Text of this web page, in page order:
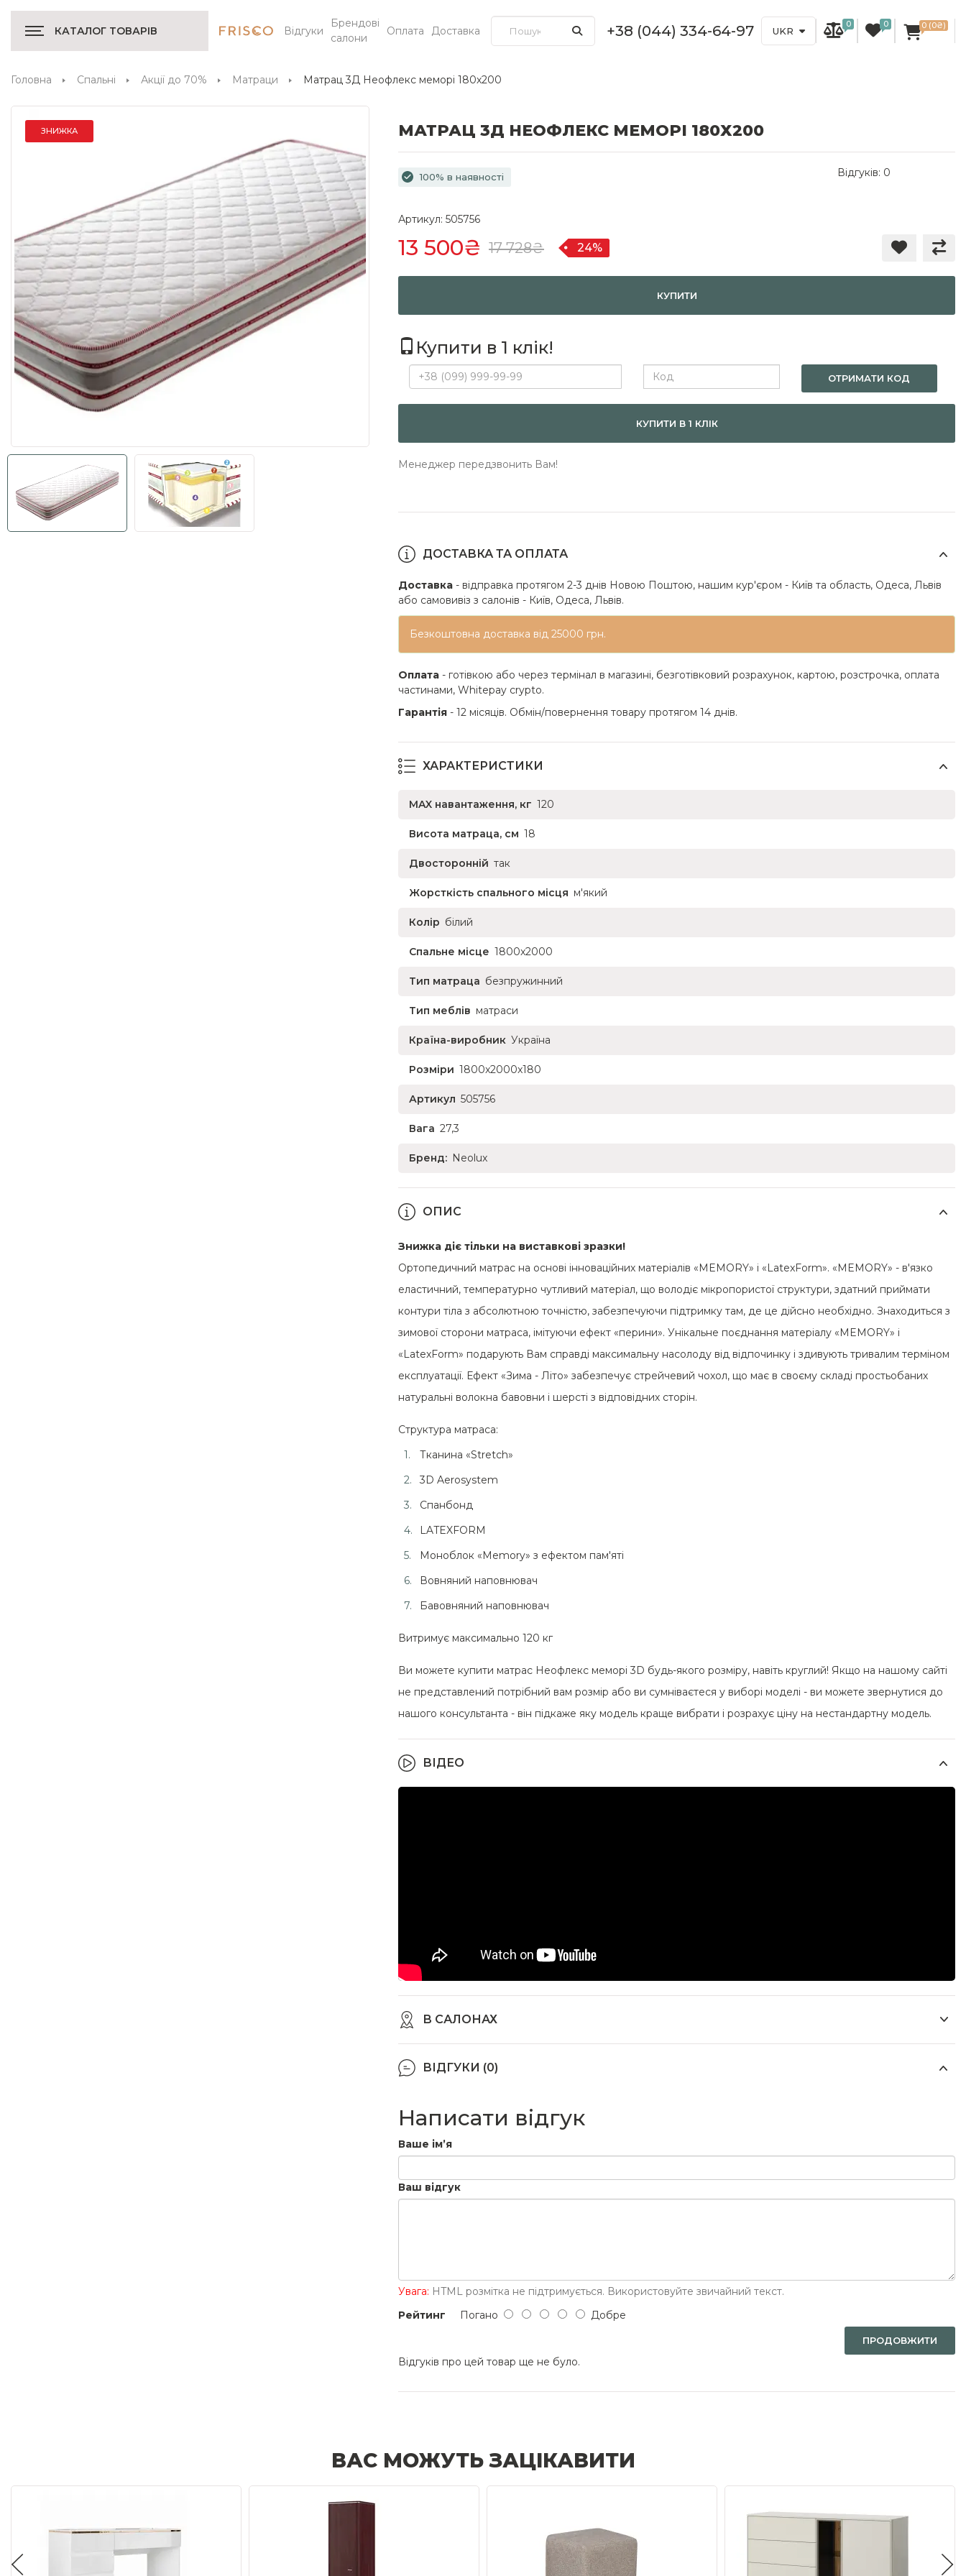
КАТАЛОГ ТОВАРІВ Відгуки
Брендові
салони
Оплата Доставка +38 (044) 334-64-97 UKR
0 0 0 (0₴)
Головна Спальні Акції до 70% Матраци Матрац 3Д Неофлекс меморі 180х200
ЗНИЖКА МАТРАЦ 3Д НЕОФЛЕКС МЕМОРІ 180Х200
100% в наявності Відгуків: 0
Артикул: 505756
13 500₴ 17 728₴ 24%
КУПИТИ
Купити в 1 клік!
ОТРИМАТИ КОД
КУПИТИ В 1 КЛІК
Менеджер передзвонить Вам!
ДОСТАВКА ТА ОПЛАТА
Доставка - відправка протягом 2-3 днів Новою Поштою, нашим кур'єром - Київ та область, Одеса, Львів
або самовивіз з салонів - Київ, Одеса, Львів.
Безкоштовна доставка від 25000 грн.
Оплата - готівкою або через термінал в магазині, безготівковий розрахунок, картою, розстрочка, оплата
частинами, Whitepay crypto.
Гарантія - 12 місяців. Обмін/повернення товару протягом 14 днів.
ХАРАКТЕРИСТИКИ
MAX навантаження, кг 120
Висота матраца, см 18
Двосторонній так
Жорсткість спального місця м'який
Колір білий
Спальне місце 1800x2000
Тип матраца безпружинний
Тип меблів матраси
Країна-виробник Україна
Розміри 1800x2000x180
Артикул 505756
Вага 27,3
Бренд: Neolux
ОПИС
Знижка діє тільки на виставкові зразки!
Ортопедичний матрас на основі інноваційних матеріалів «MEMORY» і «LatexForm». «MEMORY» - в'язко
еластичний, температурно чутливий матеріал, що володіє мікропористої структури, здатний приймати
контури тіла з абсолютною точністю, забезпечуючи підтримку там, де це дійсно необхідно. Знаходиться з
зимової сторони матраса, імітуючи ефект «перини». Унікальне поєднання матеріалу «MEMORY» і
«LatexForm» подарують Вам справді максимальну насолоду від відпочинку і здивують тривалим терміном
експлуатації. Ефект «Зима - Літо» забезпечує стрейчевий чохол, що має в своєму складі простьобаних
натуральні волокна бавовни і шерсті з відповідних сторін.
Структура матраса:
Тканина «Stretch»
3D Aerosystem
Спанбонд
LATEXFORM
Моноблок «Memory» з ефектом пам'яті
Вовняний наповнювач
Бавовняний наповнювач
Витримує максимально 120 кг
Ви можете купити матрас Неофлекс меморі 3D будь-якого розміру, навіть круглий! Якщо на нашому сайті
не представлений потрібний вам розмір або ви сумніваєтеся у виборі моделі - ви можете звернутися до
нашого консультанта - він підкаже яку модель краще вибрати і розрахує ціну на нестандартну модель.
ВІДЕО
В САЛОНАХ
ВІДГУКИ (0)
Написати відгук
Ваше ім’я
Ваш відгук
Увага: HTML розмітка не підтримується. Використовуйте звичайний текст.
Рейтинг Погано Добре
ПРОДОВЖИТИ
Відгуків про цей товар ще не було.
ВАС МОЖУТЬ ЗАЦІКАВИТИ